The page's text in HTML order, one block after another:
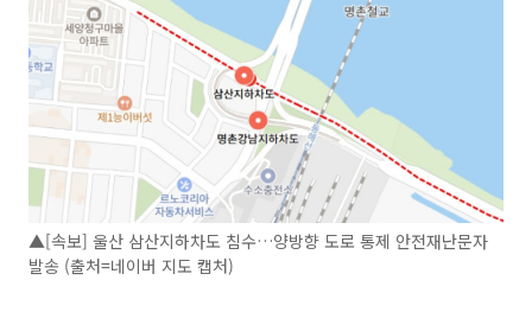
▲[속보] 울산 삼산지하차도 침수…양방향 도로 통제 안전재난문자
발송 (출처=네이버 지도 캡처)